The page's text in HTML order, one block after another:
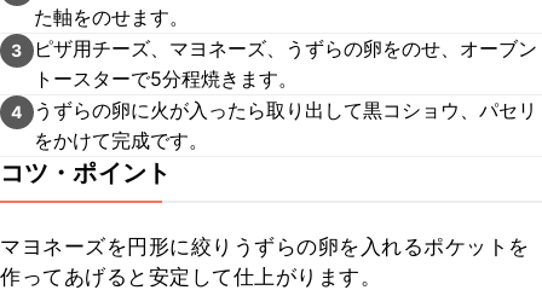
た軸をのせます。
3
ピザ用チーズ、マヨネーズ、うずらの卵をのせ、オーブン
トースターで5分程焼きます。
4
うずらの卵に火が入ったら取り出して黒コショウ、パセリ
をかけて完成です。
コツ・ポイント
マヨネーズを円形に絞りうずらの卵を入れるポケットを
作ってあげると安定して仕上がります。